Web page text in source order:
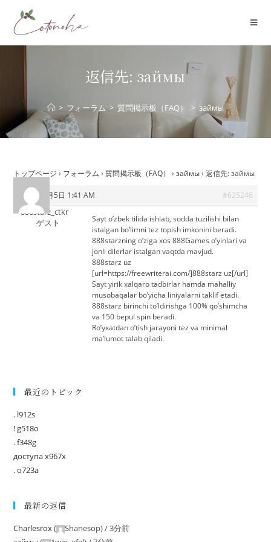
返信先: займы
> フォーラム > 質問掲示板（FAQ） > займы
トップページ › フォーラム › 質問掲示板（FAQ） › займы › 返信先: займы
2026年7月5日 1:41 AM #625246
888starz_ctkr
ゲスト
Sayt o’zbek tilida ishlab, sodda tuzilishi bilan
istalgan bo’limni tez topish imkonini beradi.
888starzning o’ziga xos 888Games o’yinlari va
jonli dilerlar istalgan vaqtda mavjud.
888starz uz
[url=https://freewriterai.com/]888starz uz[/url]
Sayt yirik xalqaro tadbirlar hamda mahalliy
musobaqalar bo’yicha liniyalarni taklif etadi.
888starz birinchi to’ldirishga 100% qo’shimcha
va 150 bepul spin beradi.
Ro’yxatdan o’tish jarayoni tez va minimal
ma’lumot talab qiladi.
最近のトピック
. l912s
! g518o
. f348g
доступа x967x
. o723a
最新の返信
Charlesrox( Shanesop) /3分前